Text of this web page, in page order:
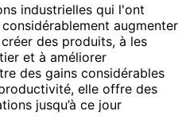
industrielles qui l'ont
augmenter
des produits, à les
et à améliorer
des gains considérables
elle offre des
jusqu’à ce jour